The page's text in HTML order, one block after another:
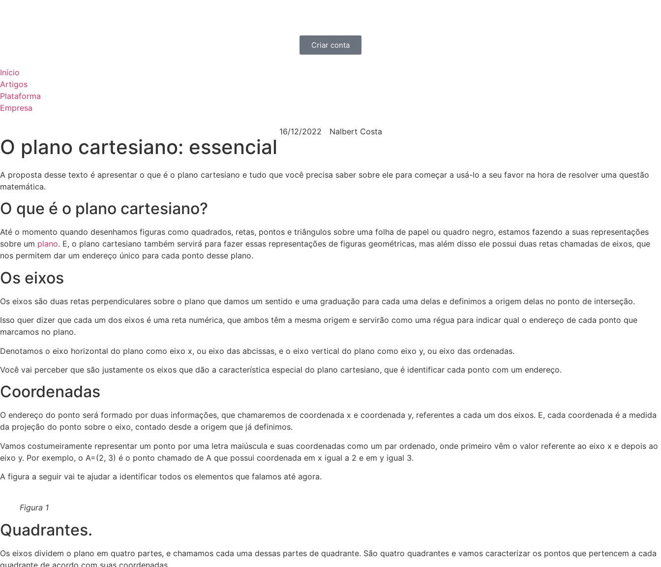
Criar conta
Início
Artigos
Plataforma
Empresa
16/12/2022 Nalbert Costa
O plano cartesiano: essencial
A proposta desse texto é apresentar o que é o plano cartesiano e tudo que você precisa saber sobre ele para começar a usá-lo a seu favor na hora de resolver uma questão
matemática.
O que é o plano cartesiano?
Até o momento quando desenhamos figuras como quadrados, retas, pontos e triângulos sobre uma folha de papel ou quadro negro, estamos fazendo a suas representações
sobre um plano. E, o plano cartesiano também servirá para fazer essas representações de figuras geométricas, mas além disso ele possui duas retas chamadas de eixos, que
nos permitem dar um endereço único para cada ponto desse plano.
Os eixos
Os eixos são duas retas perpendiculares sobre o plano que damos um sentido e uma graduação para cada uma delas e definimos a origem delas no ponto de interseção.
Isso quer dizer que cada um dos eixos é uma reta numérica, que ambos têm a mesma origem e servirão como uma régua para indicar qual o endereço de cada ponto que
marcamos no plano.
Denotamos o eixo horizontal do plano como eixo x, ou eixo das abcissas, e o eixo vertical do plano como eixo y, ou eixo das ordenadas.
Você vai perceber que são justamente os eixos que dão a característica especial do plano cartesiano, que é identificar cada ponto com um endereço.
Coordenadas
O endereço do ponto será formado por duas informações, que chamaremos de coordenada x e coordenada y, referentes a cada um dos eixos. E, cada coordenada é a medida
da projeção do ponto sobre o eixo, contado desde a origem que já definimos.
Vamos costumeiramente representar um ponto por uma letra maiúscula e suas coordenadas como um par ordenado, onde primeiro vêm o valor referente ao eixo x e depois ao
eixo y. Por exemplo, o A=(2, 3) é o ponto chamado de A que possui coordenada em x igual a 2 e em y igual 3.
A figura a seguir vai te ajudar a identificar todos os elementos que falamos até agora.
Figura 1
Quadrantes.
Os eixos dividem o plano em quatro partes, e chamamos cada uma dessas partes de quadrante. São quatro quadrantes e vamos caracterizar os pontos que pertencem a cada